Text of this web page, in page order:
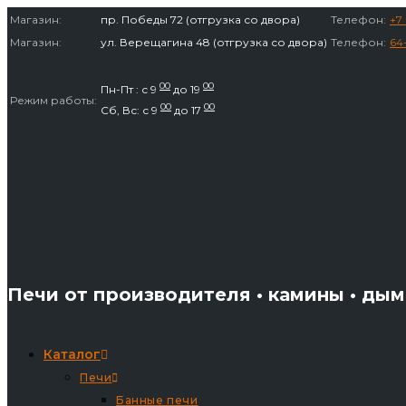
Перейти
к
Магазин: пр. Победы 72 (отгрузка со двора) Телефон: +7
Магазин:
ул. Верещагина 48 (отгрузка со двора) Телефон:
Режим работы:
Пн-Пт : с 9 00 до 19 00
Сб, Вс: с 9 00 до 17 00
Печи от производителя • камины •
Каталог
Печи
Банные печи